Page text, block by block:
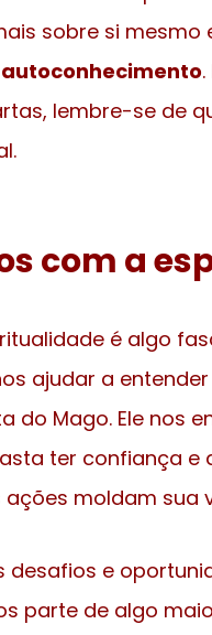
sobre si mesmo
autoconhecimento
lembre-se de
com a
é algo
ajudar a
do Mago. Ele nos
ter confiança e
moldam sua
e
parte de algo